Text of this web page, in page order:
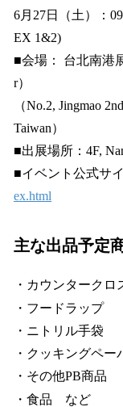
6月27日（土）：
EX 1&2)
■会場： 台北南港
r）
（No.2, Jingmao
Taiwan）
■出展場所：4F,
■イベント公式サ
ex.html
主な出品予定
・カウンタークロ
・フードラップ
・ニトリル手袋
・クッキングペー
・その他PB商品
・食品 など